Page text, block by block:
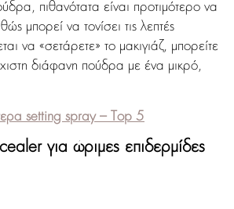
πιθανότατα είναι προτιμότερο να
μπορεί να τονίσει τις λεπτές
να «σετάρετε» το μακιγιάζ, μπορείτε
διάφανη πούδρα με ένα μικρό,
setting spray – Top 5
για ώριμες επιδερμίδες